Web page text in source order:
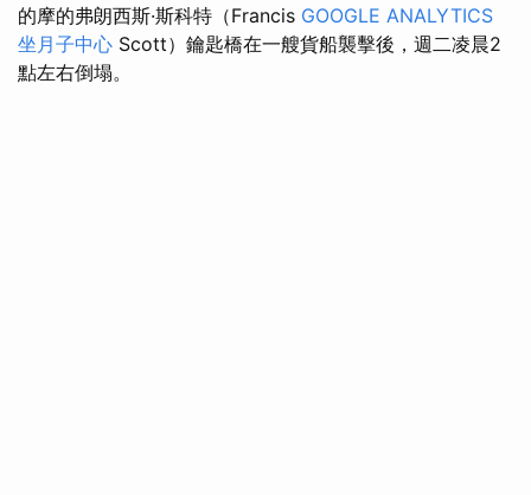
的摩的弗朗西斯·斯科特（Francis GOOGLE ANALYTICS
坐月子中心 Scott）鑰匙橋在一艘貨船襲擊後，週二凌晨2
點左右倒塌。